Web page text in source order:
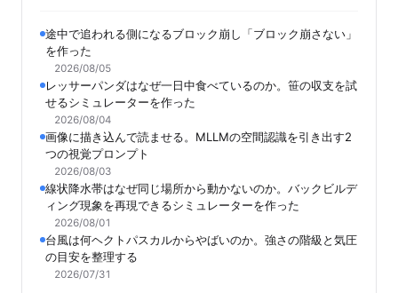
途中で追われる側になるブロック崩し「ブロック崩さない」
を作った
2026/08/05
レッサーパンダはなぜ一日中食べているのか。笹の収支を試
せるシミュレーターを作った
2026/08/04
画像に描き込んで読ませる。MLLMの空間認識を引き出す2
つの視覚プロンプト
2026/08/03
線状降水帯はなぜ同じ場所から動かないのか。バックビルデ
ィング現象を再現できるシミュレーターを作った
2026/08/01
台風は何ヘクトパスカルからやばいのか。強さの階級と気圧
の目安を整理する
2026/07/31